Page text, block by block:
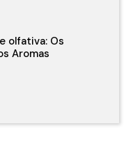
olfativa: Os
Aromas